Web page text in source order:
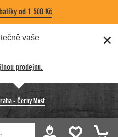
od 1 500 Kč
vaše
prodejnu.
- Černý Most